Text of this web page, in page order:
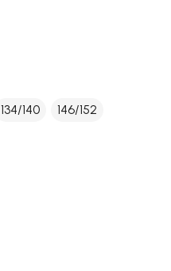
134/140 146/152